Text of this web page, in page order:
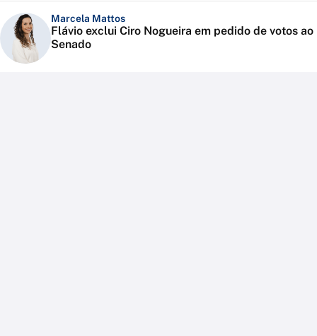
Marcela Mattos
Flávio exclui Ciro Nogueira em pedido de votos ao
Senado